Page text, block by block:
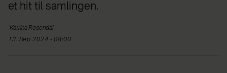
et hit til samlingen.
KatrinaRosendal
13. Sep 2024 - 08:00